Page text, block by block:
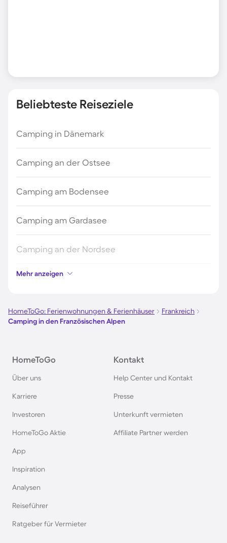
Beliebteste Reiseziele
Camping in Dänemark
Camping an der Ostsee
Camping am Bodensee
Camping am Gardasee
Camping an der Nordsee
Camping in Kroatien
Camping auf Fehmarn
Camping im Harz
Camping auf Usedom
Camping in Schweden
Camping in Holland
Mehr anzeigen
HomeToGo: Ferienwohnungen & Ferienhäuser
Frankreich
Camping in den Französischen Alpen
HomeToGo
Über uns
Karriere
Investoren
HomeToGo Aktie
App
Inspiration
Analysen
Reiseführer
Ratgeber für Vermieter
Kontakt
Help Center und Kontakt
Presse
Unterkunft vermieten
Affiliate Partner werden